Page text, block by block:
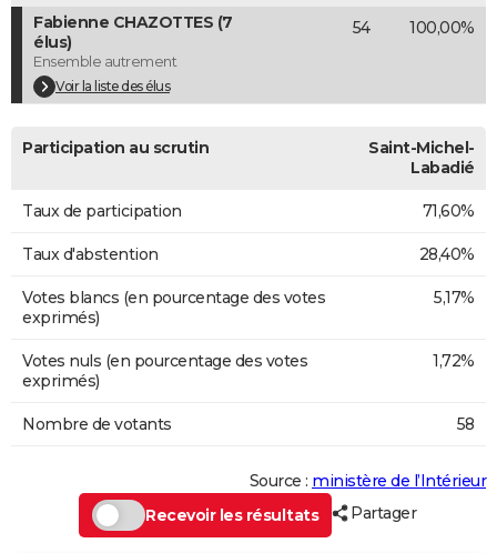
COPAINS D'AVANT
S'inscrire
Se connecter
Lycées
Collèges
Primaires
Universités
Entreprises
Service militaire
Avis de recherche
AVIS DE DÉCÈS
FORUM
Bricolage
Lifestyle
Culture
Sport
Auto
Television
Voyage
Cinema
Fabienne CHAZOTTES (7
élus)
Ensemble autrement
Voir la liste des élus
54 100,00%
Participation au scrutin
Saint-Michel-
Labadié
Taux de participation 71,60%
Taux d'abstention 28,40%
Votes blancs (en pourcentage des votes
exprimés)
5,17%
Votes nuls (en pourcentage des votes
exprimés)
1,72%
Nombre de votants 58
Source : ministère de l’Intérieur
Recevoir les résultats
Partager